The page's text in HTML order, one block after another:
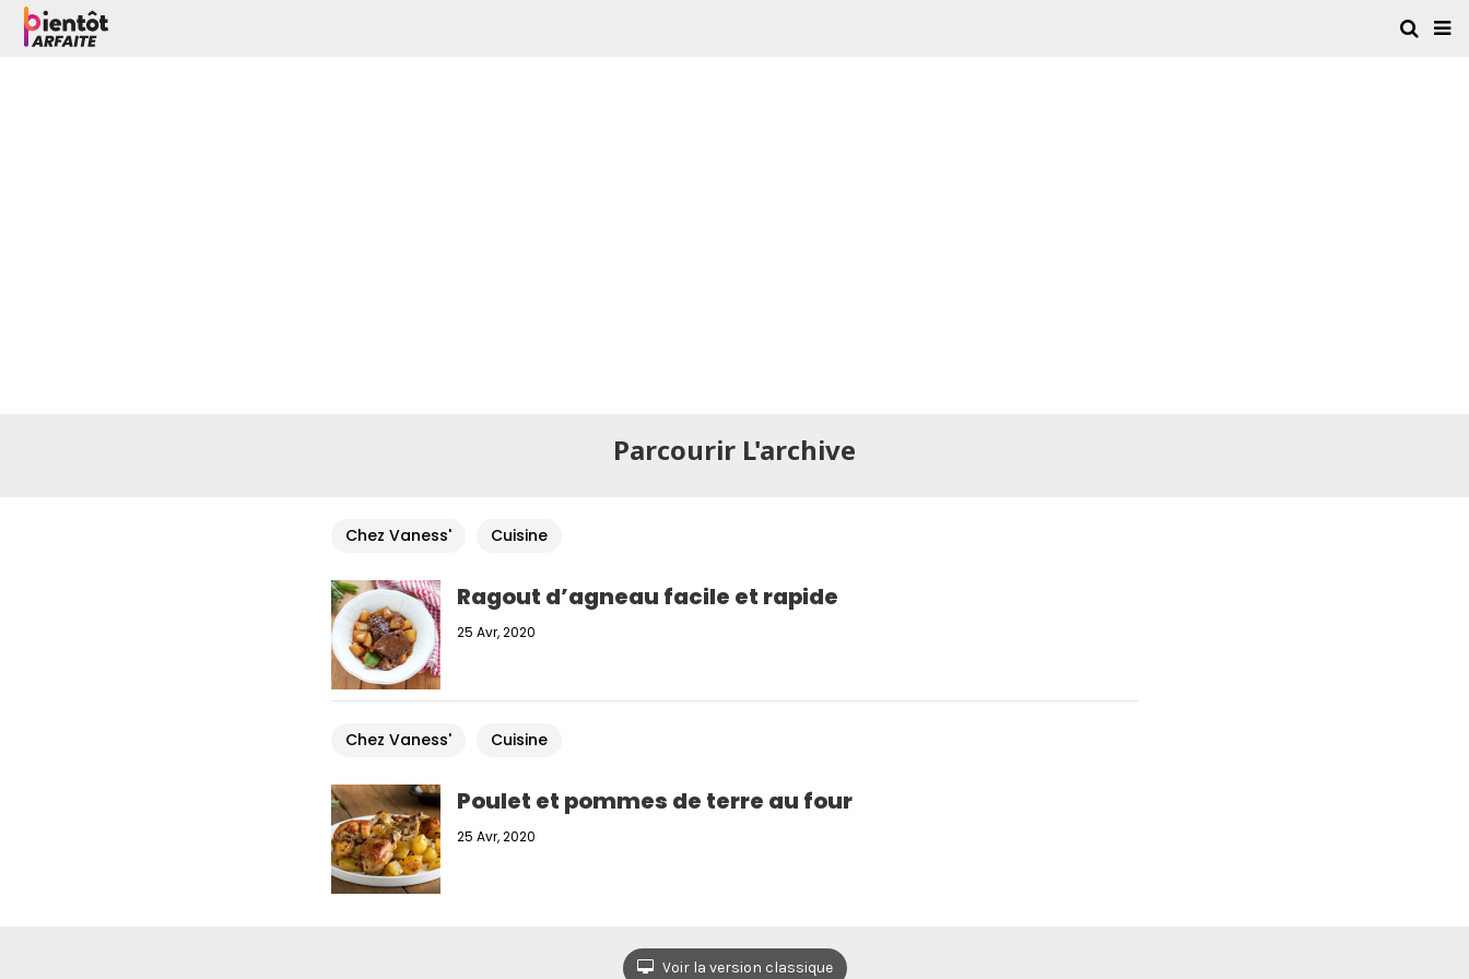
Parcourir L'archive
Chez Vaness' Cuisine
Ragout d’agneau facile et rapide
25 Avr, 2020
Chez Vaness' Cuisine
Poulet et pommes de terre au four
25 Avr, 2020
Voir la version classique